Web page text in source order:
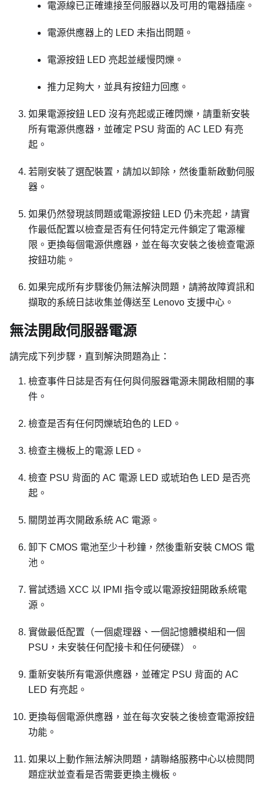
電源線已正確連接至伺服器以及可用的電器插座。
電源供應器上的 LED 未指出問題。
電源按鈕 LED 亮起並緩慢閃爍。
推力足夠大，並具有按鈕力回應。
如果電源按鈕 LED 沒有亮起或正確閃爍，請重新安裝
所有電源供應器，並確定 PSU 背面的 AC LED 有亮
起。
若剛安裝了選配裝置，請加以卸除，然後重新啟動伺服
器。
如果仍然發現該問題或電源按鈕 LED 仍未亮起，請實
作最低配置以檢查是否有任何特定元件鎖定了電源權
限。更換每個電源供應器，並在每次安裝之後檢查電源
按鈕功能。
如果完成所有步驟後仍無法解決問題，請將故障資訊和
擷取的系統日誌收集並傳送至 Lenovo 支援中心。
無法開啟伺服器電源
請完成下列步驟，直到解決問題為止：
檢查事件日誌是否有任何與伺服器電源未開啟相關的事
件。
檢查是否有任何閃爍琥珀色的 LED。
檢查主機板上的電源 LED。
檢查 PSU 背面的 AC 電源 LED 或琥珀色 LED 是否亮
起。
關閉並再次開啟系統 AC 電源。
卸下 CMOS 電池至少十秒鐘，然後重新安裝 CMOS 電
池。
嘗試透過 XCC 以 IPMI 指令或以電源按鈕開啟系統電
源。
實做最低配置（一個處理器、一個記憶體模組和一個
PSU，未安裝任何配接卡和任何硬碟）。
重新安裝所有電源供應器，並確定 PSU 背面的 AC
LED 有亮起。
更換每個電源供應器，並在每次安裝之後檢查電源按鈕
功能。
如果以上動作無法解決問題，請聯絡服務中心以檢閱問
題症狀並查看是否需要更換主機板。